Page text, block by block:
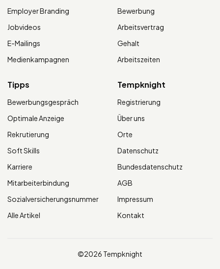
Employer Branding
Jobvideos
E-Mailings
Medienkampagnen
Bewerbung
Arbeitsvertrag
Gehalt
Arbeitszeiten
Tipps
Bewerbungsgespräch
Optimale Anzeige
Rekrutierung
Soft Skills
Karriere
Mitarbeiterbindung
Sozialversicherungsnummer
Alle Artikel
Tempknight
Registrierung
Über uns
Orte
Datenschutz
Bundesdatenschutz
AGB
Impressum
Kontakt
©2026 Tempknight